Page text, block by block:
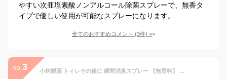
やすい次亜塩素酸ノンアルコール除菌スプレーで、無香タ
イプで優しい使用が可能なスプレーになります。
全てのおすすめコメント (3件) >
no. 3 小林製薬 トイレその後に 瞬間消臭スプレー 【無香料】 携帯用 (23ml) 消臭 ニオイ トイレ用 ミニサイズ 便利